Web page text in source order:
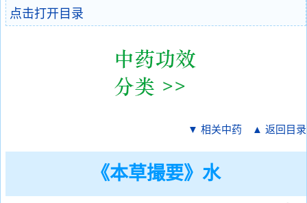
点击打开目录
▼ 相关中药 ▲ 返回目录
《本草撮要》水